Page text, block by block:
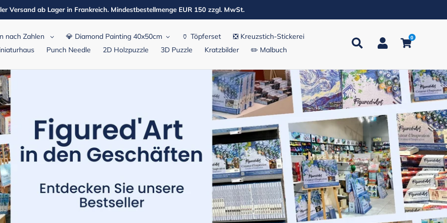
Versand ab Lager in Frankreich. Mindestbestellmenge EUR 150 zzgl. MwSt.
nach Zahlen 💎 Diamond Painting 40x50cm 🏺 Töpferset
❎ Kreuzstich-Stickerei
Punch Needle 2D Holzpuzzle 3D Puzzle Kratzbilder ✏️ Malbuch
Suchen Einloggen
0